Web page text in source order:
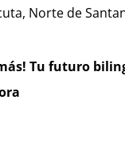
Norte de
Tu futuro